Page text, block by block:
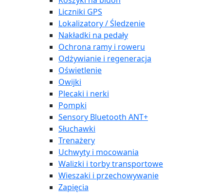
Liczniki GPS
Lokalizatory / Śledzenie
Nakładki na pedały
Ochrona ramy i roweru
Odżywianie i regeneracja
Oświetlenie
Owijki
Plecaki i nerki
Pompki
Sensory Bluetooth ANT+
Słuchawki
Trenażery
Uchwyty i mocowania
Walizki i torby transportowe
Wieszaki i przechowywanie
Zapięcia